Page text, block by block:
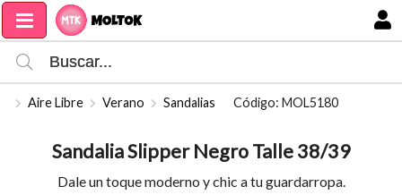
Compartir por email
Aire Libre Verano Sandalias Código: MOL5180
Sandalia Slipper Negro Talle 38/39
Dale un toque moderno y chic a tu guardarropa.